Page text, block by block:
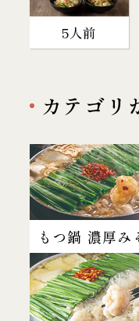
5人前
カテゴリ
もつ鍋 濃厚み